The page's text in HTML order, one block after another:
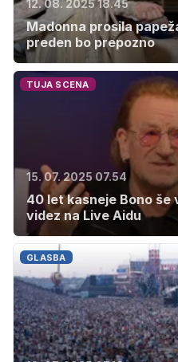
12. 08. 2025 18.45
Madonna prosila
preden bo prepozno
TUJA SCENA
15. 07. 2025 07.54
40 let kasneje Bono še
videz na Live Aidu
GLASBA